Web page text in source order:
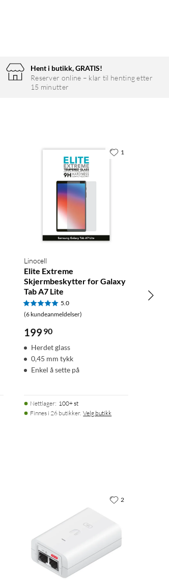
Hent i butikk, GRATIS!
Reserver online – klar til henting etter
15 minutter
Linocell
Elite Extreme
Skjermbeskytter for Galaxy
Tab A7 Lite
5.0
(6 kundeanmeldelser)
199 90
Herdet glass
0,45 mm tykk
Enkel å sette på
Nettlager: 100+ st
Finnes i 26 butikker. Velg butikk
1
2